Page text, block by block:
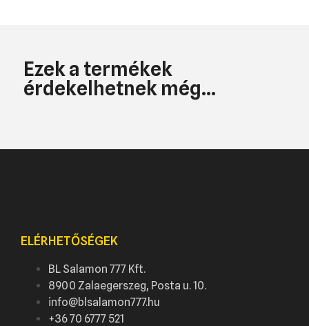
Ezek a termékek
érdekelhetnek még...
ELÉRHETŐSÉGEK
BL Salamon 777 Kft.
8900 Zalaegerszeg, Posta u. 10.
info@blsalamon777.hu
+36 70 6777 521